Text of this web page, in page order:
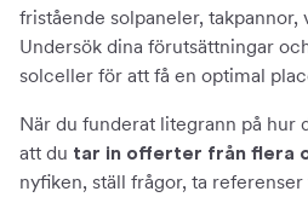
fristående solpaneler, takpannor,
Undersök dina förutsättningar
solceller för att få en optimal
När du funderat litegrann på hur
att du tar in offerter från flera
nyfiken, ställ frågor, ta